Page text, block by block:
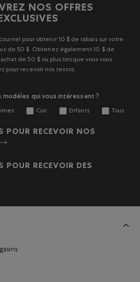
NOS OFFRES
pour obtenir 10 $ de rabais sur votre
de 50 $. Obtenez également 10 $ de
achat de 50 $ ou plus lorsque vous vous
pour recevoir nos textos.
modèles qui vous intéressent ?
Cuir Enfants Tous
POUR RECEVOIR NOS
POUR RECEVOIR DES